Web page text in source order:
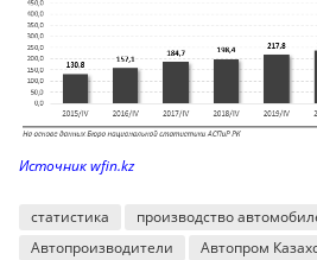
Источник wfin.kz
статистика производство
Автопроизводители
Автопром